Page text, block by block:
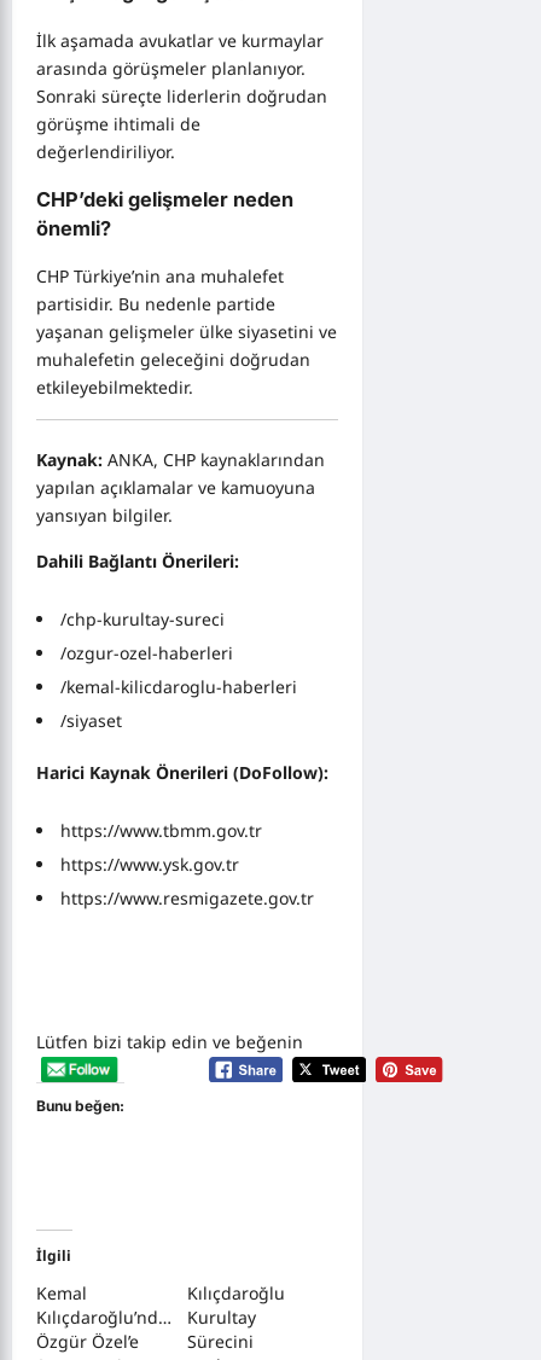
İlk aşamada avukatlar ve kurmaylar
arasında görüşmeler planlanıyor.
Sonraki süreçte liderlerin doğrudan
görüşme ihtimali de
değerlendiriliyor.
CHP’deki gelişmeler neden
önemli?
CHP Türkiye’nin ana muhalefet
partisidir. Bu nedenle partide
yaşanan gelişmeler ülke siyasetini ve
muhalefetin geleceğini doğrudan
etkileyebilmektedir.
Kaynak: ANKA, CHP kaynaklarından
yapılan açıklamalar ve kamuoyuna
yansıyan bilgiler.
Dahili Bağlantı Önerileri:
/chp-kurultay-sureci
/ozgur-ozel-haberleri
/kemal-kilicdaroglu-haberleri
/siyaset
Harici Kaynak Önerileri (DoFollow):
https://www.tbmm.gov.tr
https://www.ysk.gov.tr
https://www.resmigazete.gov.tr
Lütfen bizi takip edin ve beğenin
Bunu beğen:
İlgili
Kemal
Kılıçdaroğlu’ndan
Özgür Özel’e
Kılıçdaroğlu
Kurultay
Sürecini